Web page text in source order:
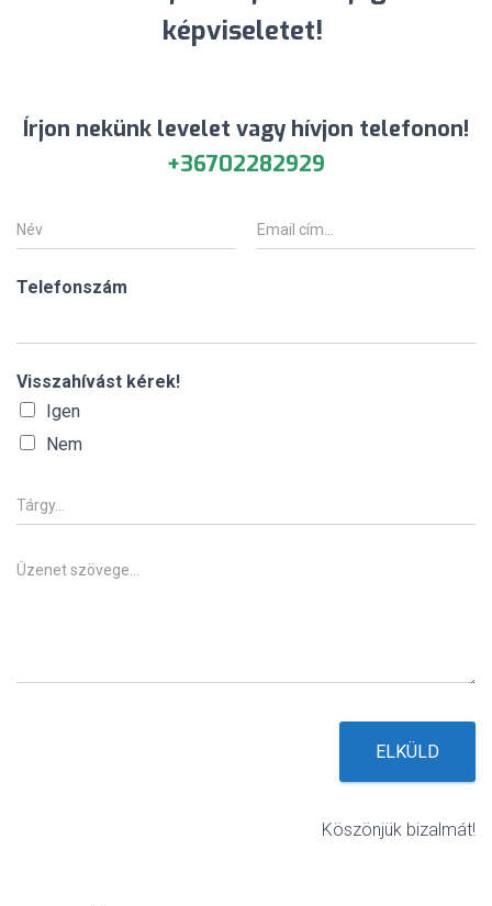
képviseletet!
Írjon nekünk levelet vagy hívjon telefonon!
+36702282929
N
é
*
E
m
Telefonszám
Visszahívást kérek!
Igen
Nem
T
á
g
y
Ü
ELKÜLD
Köszönjük bizalmát!